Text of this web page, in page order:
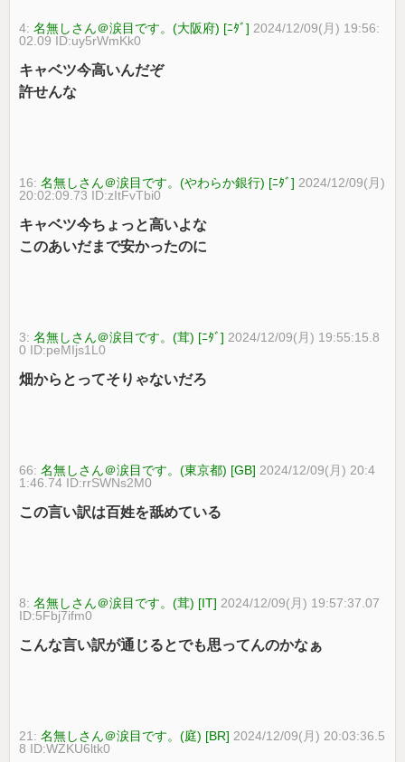
4:名無しさん＠涙目です。(大阪府) [ﾆﾀﾞ] 2024/12/09(月) 19:56:
02.09 ID:uy5rWmKk0
キャベツ今高いんだぞ
許せんな
16:名無しさん＠涙目です。(やわらか銀行) [ﾆﾀﾞ] 2024/12/09(月)
20:02:09.73 ID:zItFvTbi0
キャベツ今ちょっと高いよな
このあいだまで安かったのに
3:名無しさん＠涙目です。(茸) [ﾆﾀﾞ] 2024/12/09(月) 19:55:15.8
0 ID:peMIjs1L0
畑からとってそりゃないだろ
66:名無しさん＠涙目です。(東京都) [GB] 2024/12/09(月) 20:4
1:46.74 ID:rrSWNs2M0
この言い訳は百姓を舐めている
8:名無しさん＠涙目です。(茸) [IT] 2024/12/09(月) 19:57:37.07
ID:5Fbj7ifm0
こんな言い訳が通じるとでも思ってんのかなぁ
21:名無しさん＠涙目です。(庭) [BR] 2024/12/09(月) 20:03:36.5
8 ID:WZKU6ltk0